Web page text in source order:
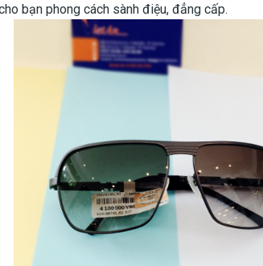
bạn phong cách sành điệu, đẳng cấp.